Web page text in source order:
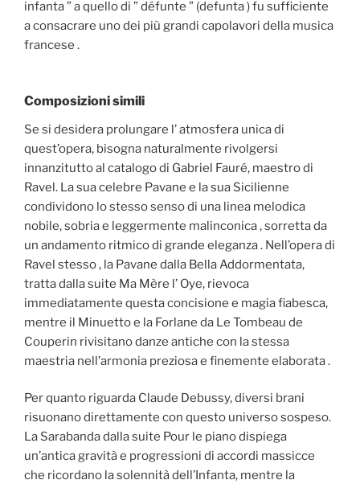
infanta ” a quello di ” défunte ” (defunta ) fu sufficiente
a consacrare uno dei più grandi capolavori della musica
francese .
Composizioni simili
Se si desidera prolungare l’ atmosfera unica di
quest’opera, bisogna naturalmente rivolgersi
innanzitutto al catalogo di Gabriel Fauré, maestro di
Ravel. La sua celebre Pavane e la sua Sicilienne
condividono lo stesso senso di una linea melodica
nobile, sobria e leggermente malinconica , sorretta da
un andamento ritmico di grande eleganza . Nell’opera di
Ravel stesso , la Pavane dalla Bella Addormentata,
tratta dalla suite Ma Mère l’ Oye, rievoca
immediatamente questa concisione e magia fiabesca,
mentre il Minuetto e la Forlane da Le Tombeau de
Couperin rivisitano danze antiche con la stessa
maestria nell’armonia preziosa e finemente elaborata .
Per quanto riguarda Claude Debussy, diversi brani
risuonano direttamente con questo universo sospeso.
La Sarabanda dalla suite Pour le piano dispiega
un’antica gravità e progressioni di accordi massicce
che ricordano la solennità dell’Infanta, mentre la